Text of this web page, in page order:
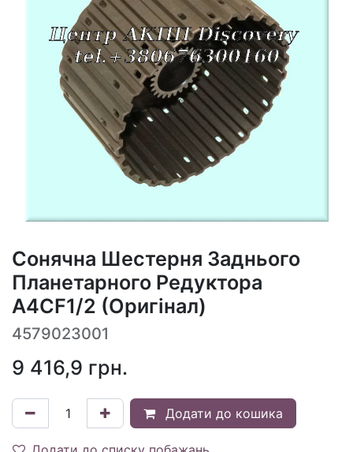
Сонячна Шестерня Заднього
Планетарного Редуктора
A4CF1/2 (Оригінал)
4579023001
9 416,9 грн.
Додати до кошика